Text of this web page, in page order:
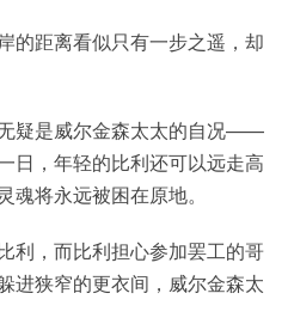
的距离看似只有一步之遥，却
疑是威尔金森太太的自况——
日，年轻的比利还可以远走高
将永远被困在原地。
利，而比利担心参加罢工的哥
进狭窄的更衣间，威尔金森太